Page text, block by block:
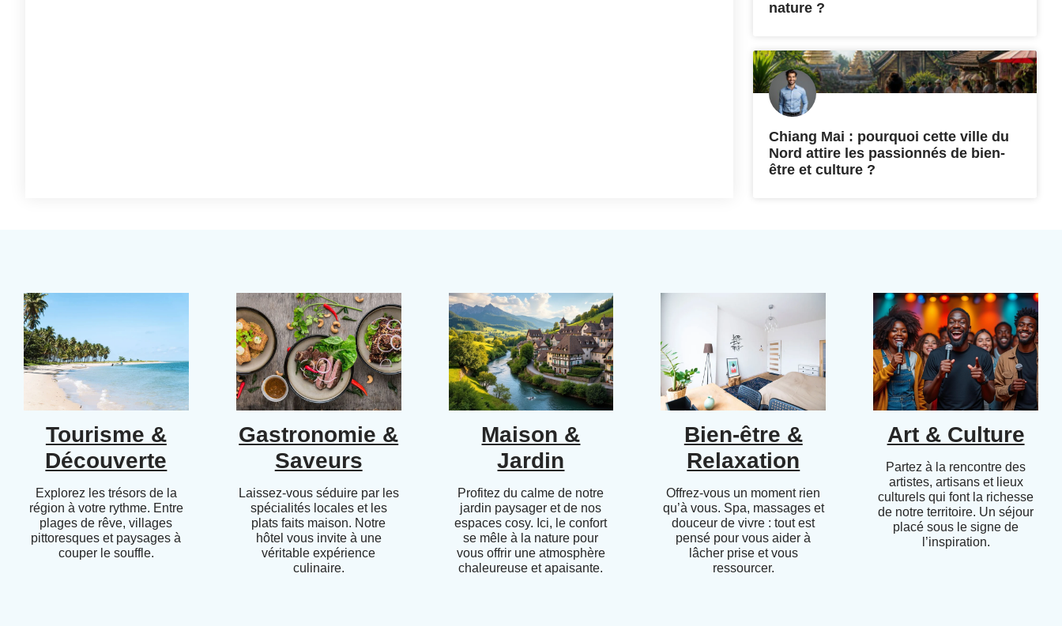
nature ?
Chiang Mai : pourquoi cette ville du
Nord attire les passionnés de bien-
être et culture ?
Tourisme &
Découverte
Explorez les trésors de la
région à votre rythme. Entre
plages de rêve, villages
pittoresques et paysages à
couper le souffle.
Gastronomie &
Saveurs
Laissez-vous séduire par les
spécialités locales et les
plats faits maison. Notre
hôtel vous invite à une
véritable expérience
culinaire.
Maison &
Jardin
Profitez du calme de notre
jardin paysager et de nos
espaces cosy. Ici, le confort
se mêle à la nature pour
vous offrir une atmosphère
chaleureuse et apaisante.
Bien-être &
Relaxation
Offrez-vous un moment rien
qu’à vous. Spa, massages et
douceur de vivre : tout est
pensé pour vous aider à
lâcher prise et vous
ressourcer.
Art & Culture
Partez à la rencontre des
artistes, artisans et lieux
culturels qui font la richesse
de notre territoire. Un séjour
placé sous le signe de
l’inspiration.